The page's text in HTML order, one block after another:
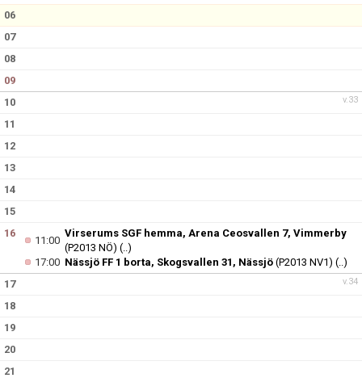
06
07
08
09
v.33
10
11
12
13
14
15
16
11:00
Virserums SGF hemma, Arena Ceosvallen 7, Vimmerby
(P2013 NÖ) (..)
17:00 Nässjö FF 1 borta, Skogsvallen 31, Nässjö (P2013 NV1) (..)
v.34
17
18
19
20
21